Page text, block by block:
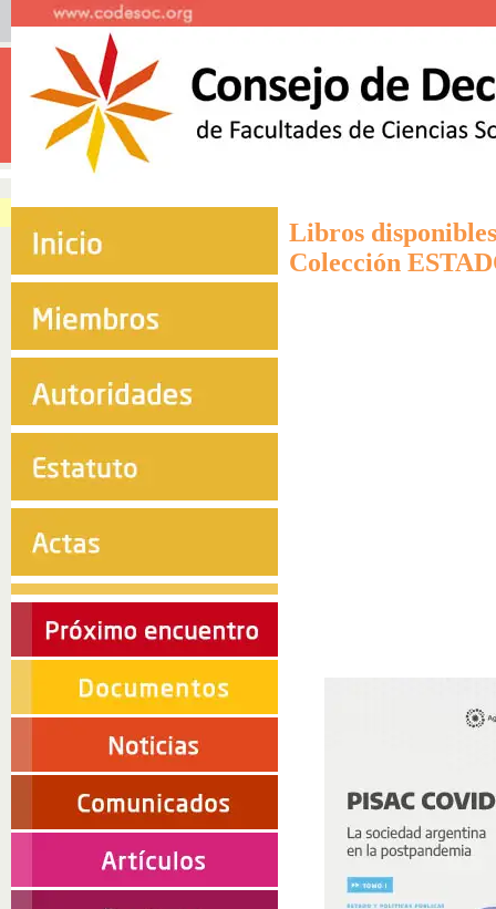
Libros
Colección